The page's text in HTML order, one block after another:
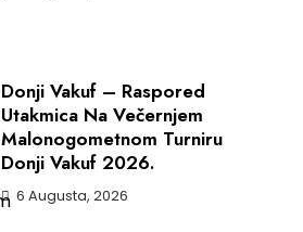
Donji Vakuf – Raspored
Utakmica Na Večernjem
Malonogometnom Turniru
Donji Vakuf 2026.
6 Augusta, 2026